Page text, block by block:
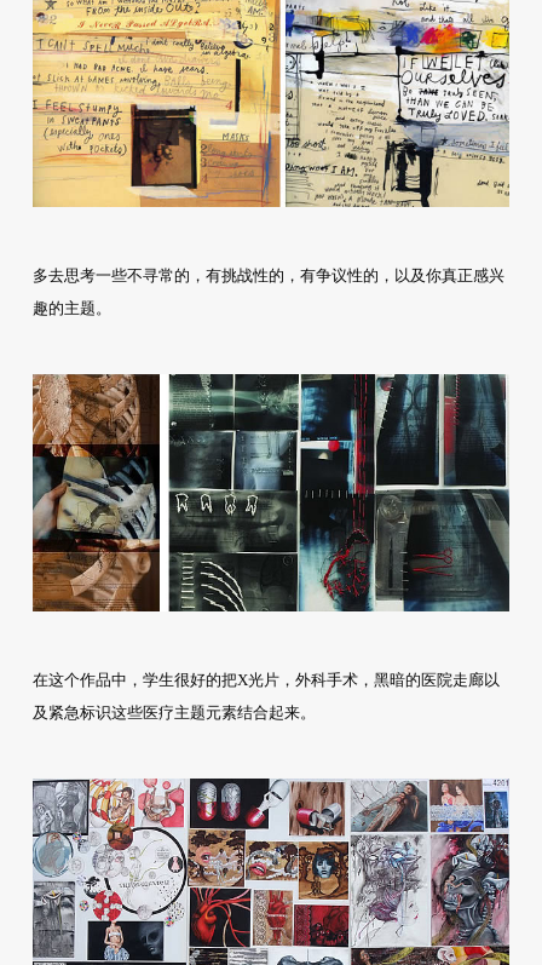
多去思考一些不寻常的，有挑战性的，有争议性的，以及你真正感兴
趣的主题。
在这个作品中，学生很好的把X光片，外科手术，黑暗的医院走廊以
及紧急标识这些医疗主题元素结合起来。